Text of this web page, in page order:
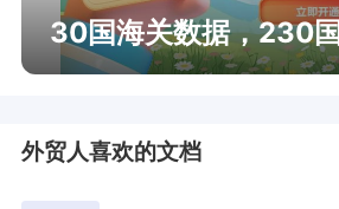
外贸人喜欢的文档